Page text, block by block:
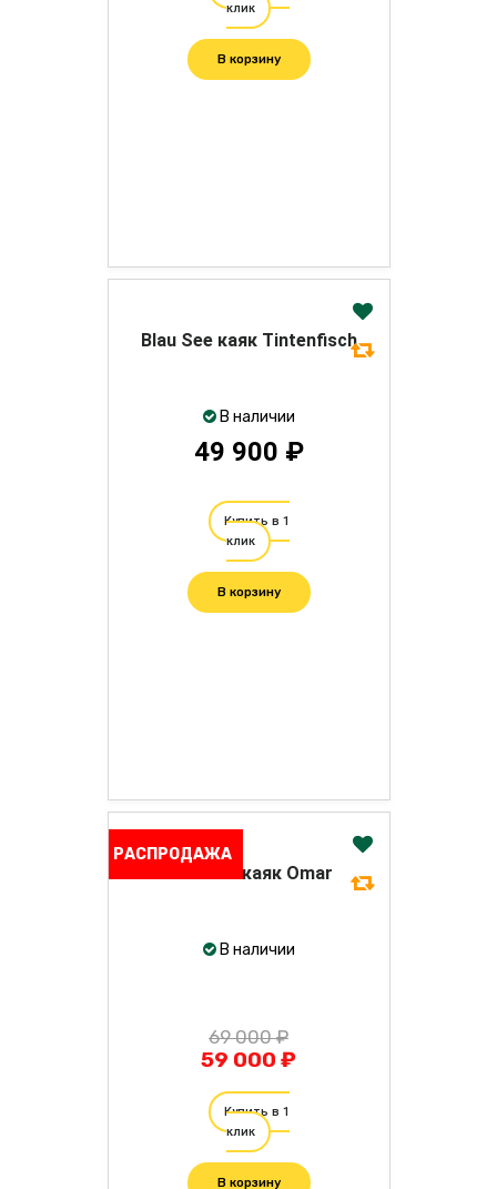
клик
В корзину
Blau See каяк Tintenfisch
В наличии
49 900 ₽
Купить в 1
клик
В корзину
РАСПРОДАЖА
Blau See каяк Omar
В наличии
69 000 ₽
59 000 ₽
Купить в 1
клик
В корзину